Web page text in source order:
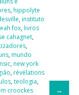
, hippolyte
, instituto
fox, livros
cahagnet,
,
, mundo
, new york
, révélations
, teologia,
croockes